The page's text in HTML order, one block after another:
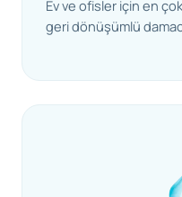
Ev ve ofisler için en
geri dönüşümlü